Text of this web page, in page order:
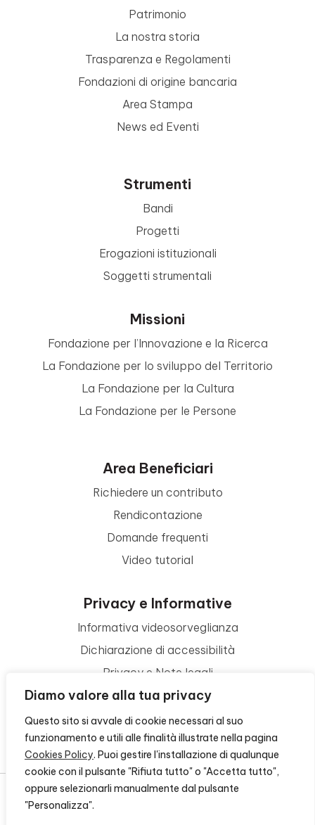
Diamo valore alla tua privacy
Questo sito si avvale di cookie necessari al suo
funzionamento e utili alle finalità illustrate nella pagina
Cookies Policy. Puoi gestire l'installazione di qualunque
cookie con il pulsante "Rifiuta tutto" o "Accetta tutto",
oppure selezionarli manualmente dal pulsante
"Personalizza".
Patrimonio
La nostra storia
Trasparenza e Regolamenti
Fondazioni di origine bancaria
Area Stampa
News ed Eventi
Strumenti
Bandi
Progetti
Erogazioni istituzionali
Soggetti strumentali
Missioni
Fondazione per l’Innovazione e la Ricerca
La Fondazione per lo sviluppo del Territorio
La Fondazione per la Cultura
La Fondazione per le Persone
Area Beneficiari
Richiedere un contributo
Rendicontazione
Domande frequenti
Video tutorial
Privacy e Informative
Informativa videosorveglianza
Dichiarazione di accessibilità
Privacy e Note legali
Termini di utilizzo
Cookie policy
Contattaci